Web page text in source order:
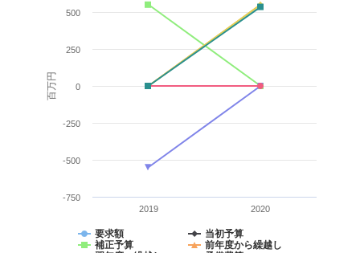
百万円
要求額
当初予算
補正予算
前年度から繰越し
2019 2020
-750
-500
-250
0
250
500